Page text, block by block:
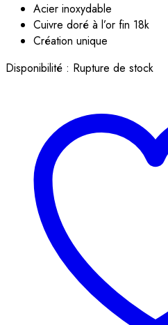
Acier inoxydable
Cuivre doré à l’or fin 18k
Création unique
Disponibilité : Rupture de stock